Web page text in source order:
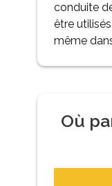
conduite
être
même
Où